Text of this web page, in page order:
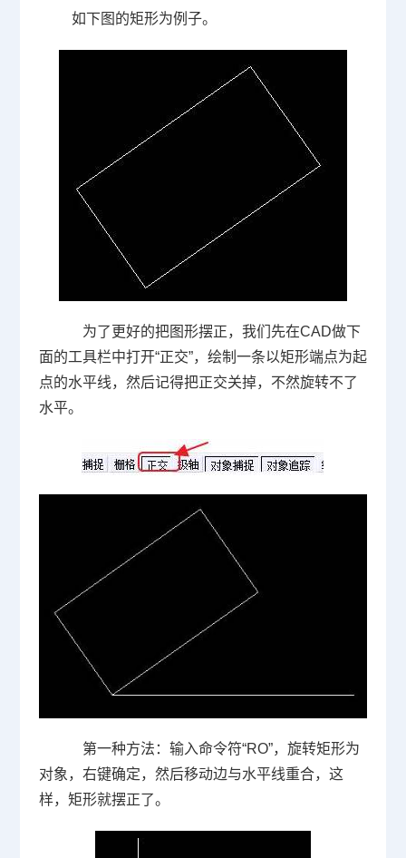
如下图的矩形为例子。
为了更好的把图形摆正，我们先在CAD做下
面的工具栏中打开“正交”，绘制一条以矩形端点为起
点的水平线，然后记得把正交关掉，不然旋转不了
水平。
第一种方法：输入命令符“RO”，旋转矩形为
对象，右键确定，然后移动边与水平线重合，这
样，矩形就摆正了。